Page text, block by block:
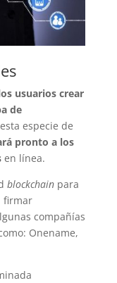
usuarios crear
de
especie de
pronto a los
en línea.
blockchainpara
firmar
compañías
Onename,